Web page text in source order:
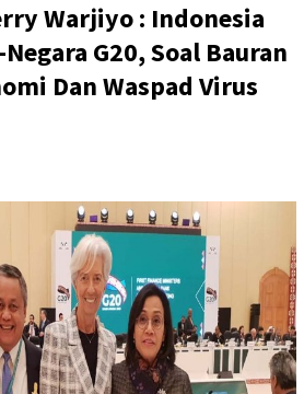
Warjiyo : Indonesia
G20, Soal Bauran
Dan Waspad Virus